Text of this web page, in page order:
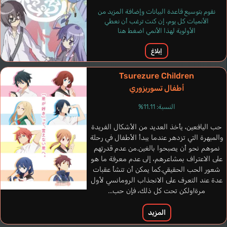
نقوم بتوسيع قاعدة البيانات وإضافة المزيد من
الأنميات كل يوم، إن كنت ترغب أن نعطي
الأولوية لهذا الأنمي اضغط هنا
إبلاغ
Tsurezure Children
أطفال تسوريزوري
النسبة: 11.11%
حب اليافعين، يأخذ العديد من الأشكال الفريدة
والمبهرة التي تزدهر عندما يبدأ الأطفال في رحلة
نموهم نحو أن يصبحوا بالغين.من عدم قدرتهم
على الاعتراف بمشاعرهم، إلى عدم معرفة ما هو
شعور الحب الحقيقي.كما يمكن أن تنشأ عقبات
عدة عند التعرف على الانجذاب الرومانسي لأول
مرة!ولكن تحت كل ذلك، فإن حب...
المزيد